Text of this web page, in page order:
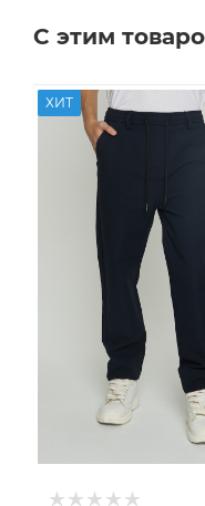
С этим
ХИТ